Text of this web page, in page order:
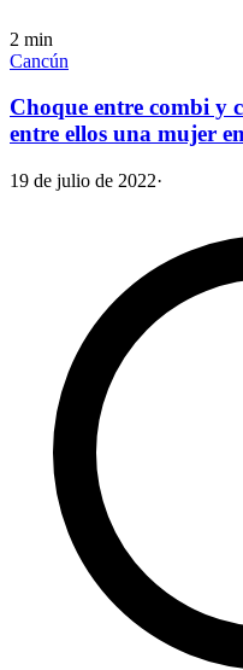
2 min
Cancún
Choque entre combi y
entre ellos una mujer
19 de julio de 2022·